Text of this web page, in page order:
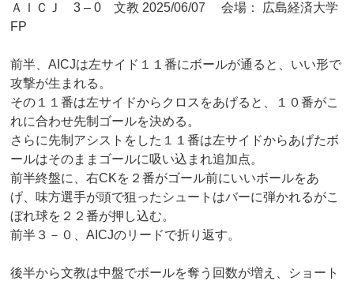
ＡＩＣＪ 3 – 0 文教 2025/06/07 会場： 広島経済大学
FP
前半、AICJは左サイド１１番にボールが通ると、いい形で
攻撃が生まれる。
その１１番は左サイドからクロスをあげると、１０番がこ
れに合わせ先制ゴールを決める。
さらに先制アシストをした１１番は左サイドからあげたボ
ールはそのままゴールに吸い込まれ追加点。
前半終盤に、右CKを２番がゴール前にいいボールをあ
げ、味方選手が頭で狙ったシュートはバーに弾かれるがこ
ぼれ球を２２番が押し込む。
前半３－０、AICJのリードで折り返す。
後半から文教は中盤でボールを奪う回数が増え、ショート